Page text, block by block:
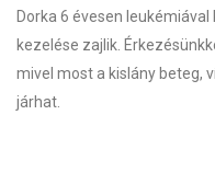
Dorka 6 évesen
kezelése zajlik.
mivel most a kislány beteg,
járhat.